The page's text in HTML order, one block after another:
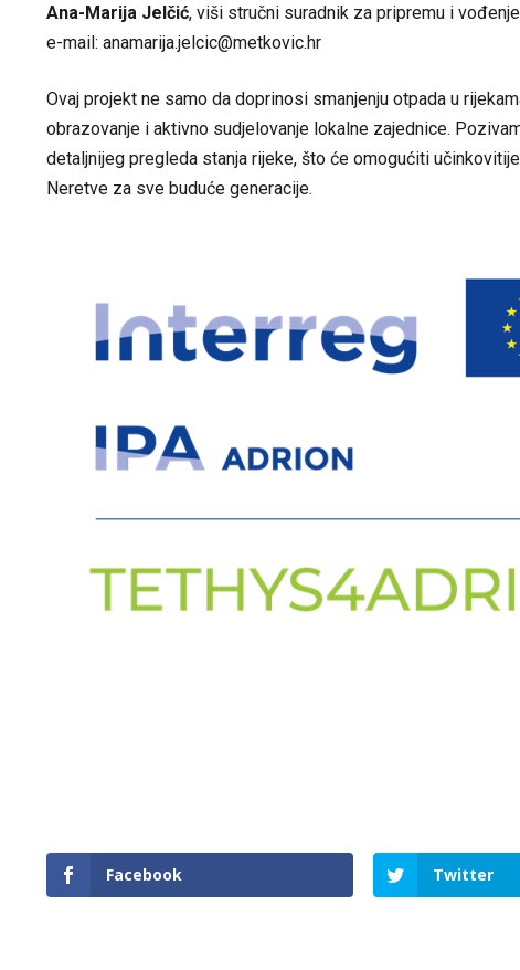
Ana-Marija Jelčić, viši stručni suradnik za pripremu i
e-mail: anamarija.jelcic@metkovic.hr
Ovaj projekt ne samo da doprinosi smanjenju otpada u
obrazovanje i aktivno sudjelovanje lokalne zajednice.
detaljnijeg pregleda stanja rijeke, što će omogućiti
Neretve za sve buduće generacije.
Facebook Twitter